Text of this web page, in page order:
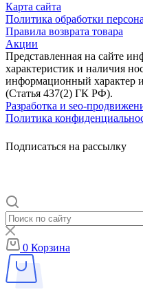
Карта сайта
Политика обработки
Правила возврата товара
Акции
Представленная на сайте
характеристик и наличия
информационный характер
(Статья 437(2) ГК РФ).
Разработка и seo-
Политика
Подписаться на рассылку
0 Корзина